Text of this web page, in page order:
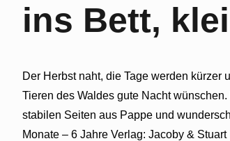
ins Bett,
Der Herbst naht, die Tage werden
Tieren des Waldes gute Nacht
stabilen Seiten aus Pappe und
Monate – 6 Jahre Verlag: Jacoby &